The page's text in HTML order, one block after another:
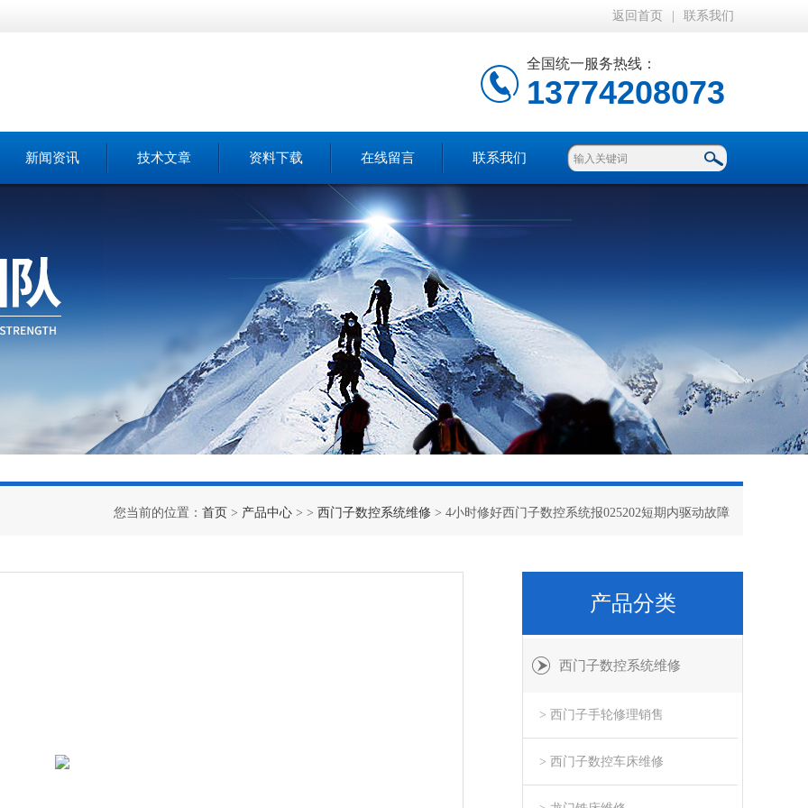
返回首页 联系我们
全国统一服务热线：
13774208073
新闻资讯 技术文章 资料下载 在线留言 联系我们
您当前的位置： 首页 > 产品中心 > > 西门子数控系统维修 > 4小时修好西门子数控系统报025202短期内驱动故障
产品分类
西门子数控系统维修
> 西门子手轮修理销售
> 西门子数控车床维修